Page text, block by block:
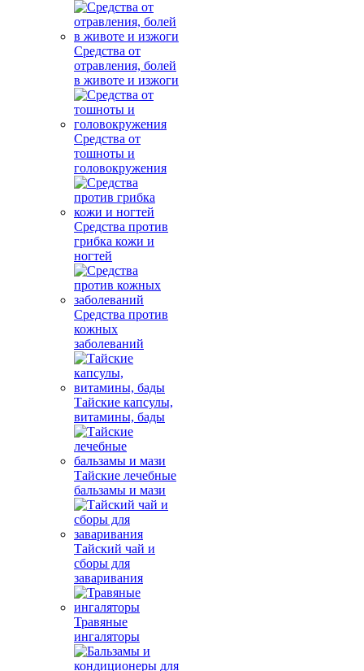
Средства от
отравления, болей
в животе и изжоги
Средства от
тошноты и
головокружения
Средства против
грибка кожи и
ногтей
Средства против
кожных
заболеваний
Тайские капсулы,
витамины, бады
Тайские лечебные
бальзамы и мази
Тайский чай и
сборы для
заваривания
Травяные
ингаляторы